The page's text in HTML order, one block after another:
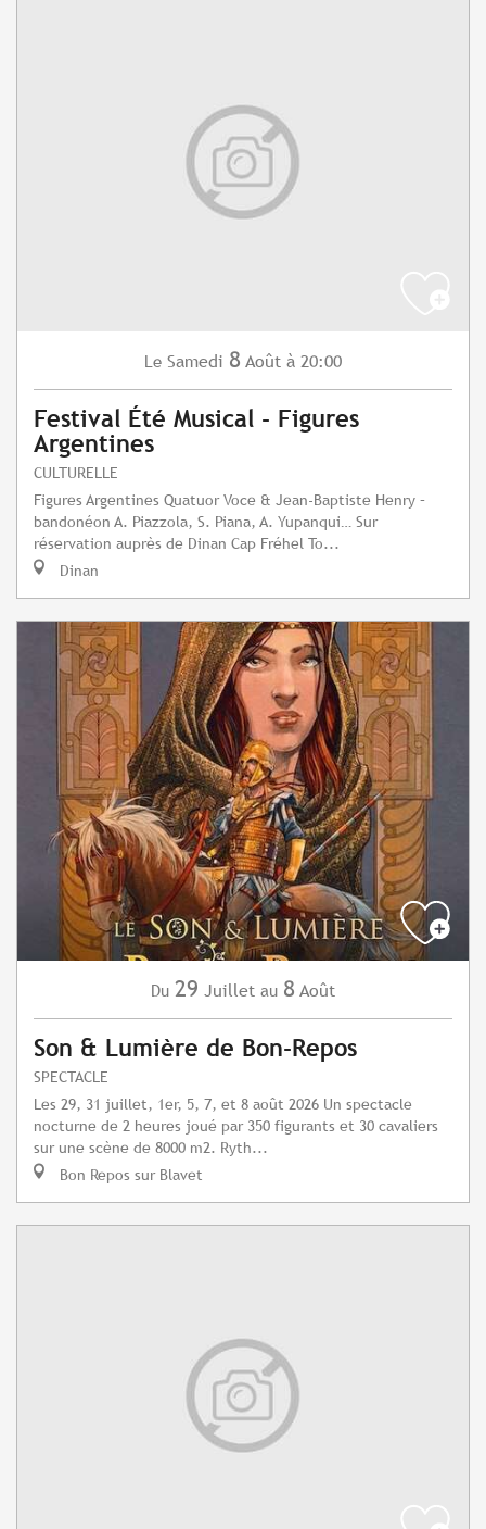
Le Samedi 8 Août à 20:00
Festival Été Musical - Figures
Argentines
CULTURELLE
Figures Argentines Quatuor Voce & Jean-Baptiste Henry –
bandonéon A. Piazzola, S. Piana, A. Yupanqui… Sur
réservation auprès de Dinan Cap Fréhel To...
Dinan
Du 29 Juillet au 8 Août
Son & Lumière de Bon-Repos
SPECTACLE
Les 29, 31 juillet, 1er, 5, 7, et 8 août 2026 Un spectacle
nocturne de 2 heures joué par 350 figurants et 30 cavaliers
sur une scène de 8000 m2. Ryth...
Bon Repos sur Blavet